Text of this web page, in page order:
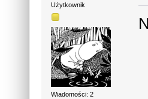
Użytkownik
Wiadomości: 2